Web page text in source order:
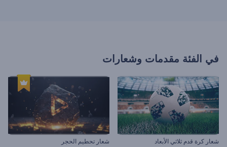
في الفئة مقدمات وشعارات
شعار كرة قدم ثلاثي الأبعاد شعار تحطيم الحجر